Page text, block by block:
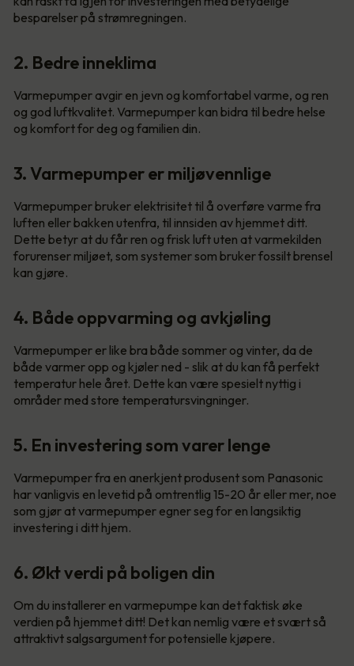
besparelser på strømregningen.
2. Bedre inneklima
Varmepumper avgir en jevn og komfortabel varme, og ren
og god luftkvalitet. Varmepumper kan bidra til bedre helse
og komfort for deg og familien din.
3. Varmepumper er miljøvennlige
Varmepumper bruker elektrisitet til å overføre varme fra
luften eller bakken utenfra, til innsiden av hjemmet ditt.
Dette betyr at du får ren og frisk luft uten at varmekilden
forurenser miljøet, som systemer som bruker fossilt brensel
kan gjøre.
4. Både oppvarming og avkjøling
Varmepumper er like bra både sommer og vinter, da de
både varmer opp og kjøler ned - slik at du kan få perfekt
temperatur hele året. Dette kan være spesielt nyttig i
områder med store temperatursvingninger.
5. En investering som varer lenge
Varmepumper fra en anerkjent produsent som Panasonic
har vanligvis en levetid på omtrentlig 15-20 år eller mer, noe
som gjør at varmepumper egner seg for en langsiktig
investering i ditt hjem.
6. Økt verdi på boligen din
Om du installerer en varmepumpe kan det faktisk øke
verdien på hjemmet ditt! Det kan nemlig være et svært så
attraktivt salgsargument for potensielle kjøpere.